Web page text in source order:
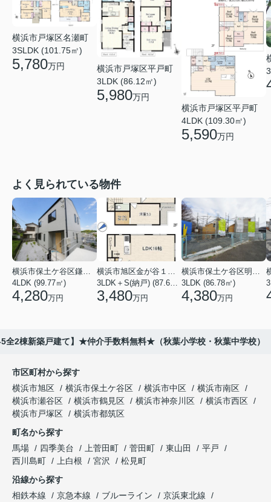
横浜市戸塚区名瀬町
3SLDK (101.75㎡)
5,780万円
横浜市戸塚区平戸町
3LDK (86.12㎡)
5,980万円
横浜市戸塚区平戸町
4LDK (109.30㎡)
5,590万円
よく見られている物件
4LDK (99.77㎡)
4,280万円 3,480万円
3LDK (86.78㎡)
4,380万円
全2棟新築戸建て】★仲介手数料無料★（秋葉小学校・秋葉中学校）
市区町村から探す
横浜市旭区
横浜市保土ケ谷区 横浜市中区
横浜市南区
横浜市瀬谷区
横浜市鶴見区 横浜市神奈川区
横浜市西区
横浜市戸塚区
横浜市都筑区
町名から探す
馬場
四季美台 上菅田町 菅田町 東山田
平戸
西川島町
上白根 宮沢
松見町
沿線から探す
相鉄本線
京急本線 ブルーライン
京浜東北線